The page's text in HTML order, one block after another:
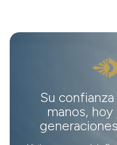
Su
manos, hoy